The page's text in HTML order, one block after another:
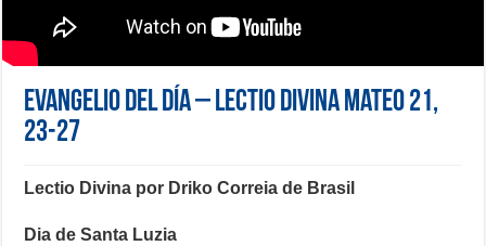
Evangelio del día – Lectio Divina Mateo 21,
23-27
Lectio Divina por Driko Correia de Brasil
Dia de Santa Luzia